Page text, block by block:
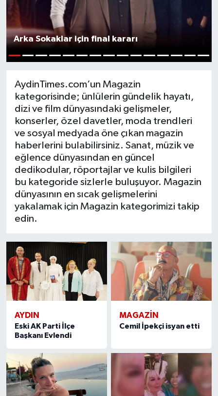
Arka Sokaklar için final kararı
AydinTimes.com’un Magazin
kategorisinde; ünlülerin gündelik hayatı,
dizi ve film dünyasındaki gelişmeler,
konserler, özel davetler, moda trendleri
ve sosyal medyada öne çıkan magazin
haberlerini bulabilirsiniz. Sanat, müzik ve
eğlence dünyasından en güncel
dedikodular, röportajlar ve kulis bilgileri
bu kategoride sizlerle buluşuyor. Magazin
dünyasının en sıcak gelişmelerini
yakalamak için Magazin kategorimizi takip
edin.
AYDIN
Eski AK Parti İlçe
Başkanı Evlendi
MAGAZIN
Cemil İpekçi isyan etti
Magazin